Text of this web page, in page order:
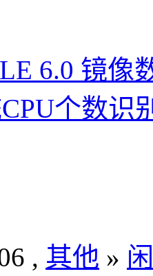
6.0 镜像
个数识
, 其他 »